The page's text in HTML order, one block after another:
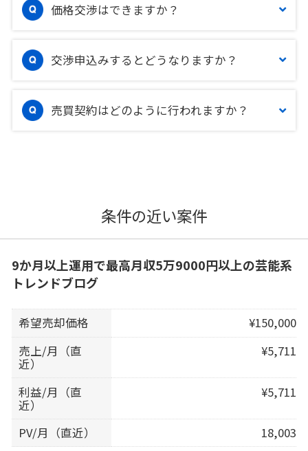
価格交渉はできますか？
交渉申込みするとどうなりますか？
売買契約はどのように行われますか？
条件の近い案件
9か月以上運用で最高月収5万9000円以上の芸能系
トレンドブログ
希望売却価格
¥150,000
売上/月（直
近）
¥5,711
利益/月（直
近）
¥5,711
PV/月（直近） 18,003